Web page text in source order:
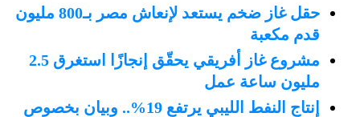
حقل غاز ضخم يستعد لإنعاش مصر بـ800 مليون
قدم مكعبة
مشروع غاز أفريقي يحقّق إنجازًا استغرق 2.5
مليون ساعة عمل
إنتاج النفط الليبي يرتفع 19%.. وبيان بخصوص